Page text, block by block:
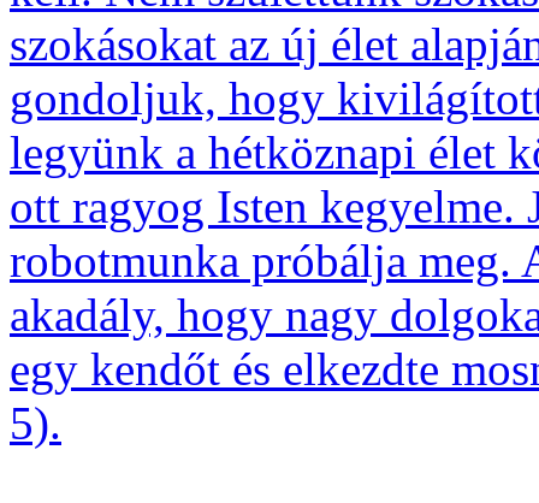
szokásokat az új élet
gondoljuk, hogy
legyünk a hétköznapi élet
ott ragyog Isten kegyelme.
robotmunka próbálja meg.
akadály, hogy nagy
egy kendőt és elkezdte
5).